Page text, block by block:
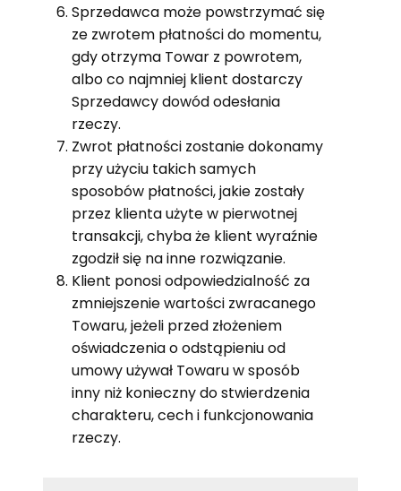
Sprzedawca może powstrzymać się
ze zwrotem płatności do momentu,
gdy otrzyma Towar z powrotem,
albo co najmniej klient dostarczy
Sprzedawcy dowód odesłania
rzeczy.
Zwrot płatności zostanie dokonamy
przy użyciu takich samych
sposobów płatności, jakie zostały
przez klienta użyte w pierwotnej
transakcji, chyba że klient wyraźnie
zgodził się na inne rozwiązanie.
Klient ponosi odpowiedzialność za
zmniejszenie wartości zwracanego
Towaru, jeżeli przed złożeniem
oświadczenia o odstąpieniu od
umowy używał Towaru w sposób
inny niż konieczny do stwierdzenia
charakteru, cech i funkcjonowania
rzeczy.